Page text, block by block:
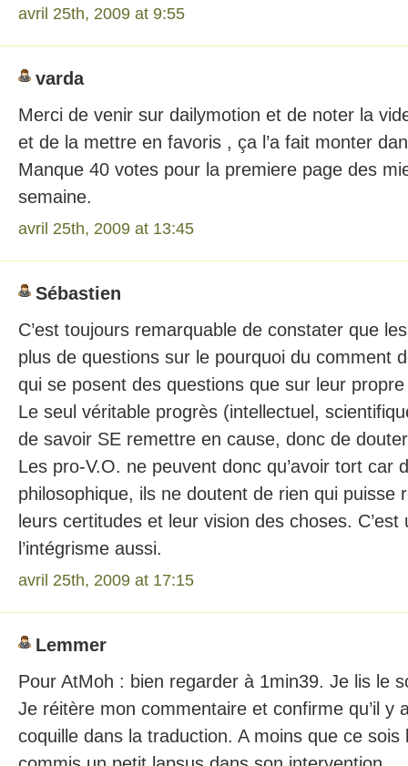
avril 25th, 2009 at 9:55
varda
Merci de venir sur dailymotion et de noter la
et de la mettre en favoris , ça l’a fait monter
Manque 40 votes pour la premiere page des
semaine.
avril 25th, 2009 at 13:45
Sébastien
C’est toujours remarquable de constater que
plus de questions sur le pourquoi du comment
qui se posent des questions que sur leur
Le seul véritable progrès (intellectuel,
de savoir SE remettre en cause, donc de
Les pro-V.O. ne peuvent donc qu’avoir tort car
philosophique, ils ne doutent de rien qui puisse
leurs certitudes et leur vision des choses. C’est
l’intégrisme aussi.
avril 25th, 2009 at 17:15
Lemmer
Pour AtMoh : bien regarder à 1min39. Je lis le
Je réitère mon commentaire et confirme qu’il y
coquille dans la traduction. A moins que ce sois